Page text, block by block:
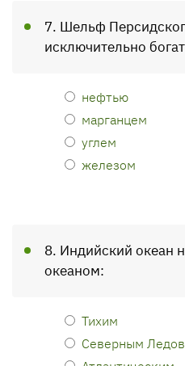
7. Шельф
исключительно
нефтью
марганцем
углем
железом
8. Индийский океан
океаном:
Тихим
Северным